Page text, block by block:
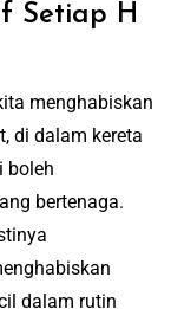
Setiap H
menghabiskan
di dalam kereta
boleh
bertenaga.
dalam rutin